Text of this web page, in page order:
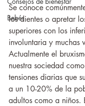
Bebés
Se conoce
los dientes o apretar
superiores con los
involuntaria y muchas
Actualmente el
nuestra sociedad
tensiones diarias que
a un 10-20% de la
adultos como a niños.